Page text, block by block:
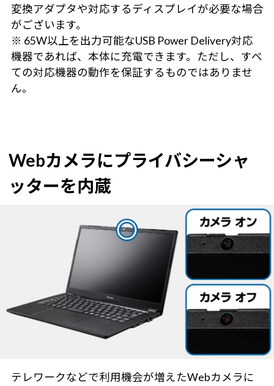
変換アダプタや対応するディスプレイが必要な場合
がございます。
※ 65W以上を出力可能なUSB Power Delivery対応
機器であれば、本体に充電できます。ただし、すべ
ての対応機器の動作を保証するものではありませ
ん。
Webカメラにプライバシーシャ
ッターを内蔵
テレワークなどで利用機会が増えたWebカメラに